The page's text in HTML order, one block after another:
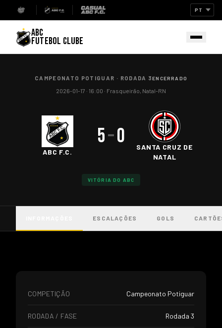
ABC
FUTEBOL CLUBE
CAMPEONATO POTIGUAR · RODADA 3ENCERRADO
2026-01-17 · 16:00 · Frasqueirão, Natal-RN
ABC F.C.
5–0
SANTA CRUZ DE
NATAL
VITÓRIA DO ABC
ESCALAÇÕES GOLS
COMPETIÇÃO Campeonato Potiguar
RODADA / FASE Rodada 3